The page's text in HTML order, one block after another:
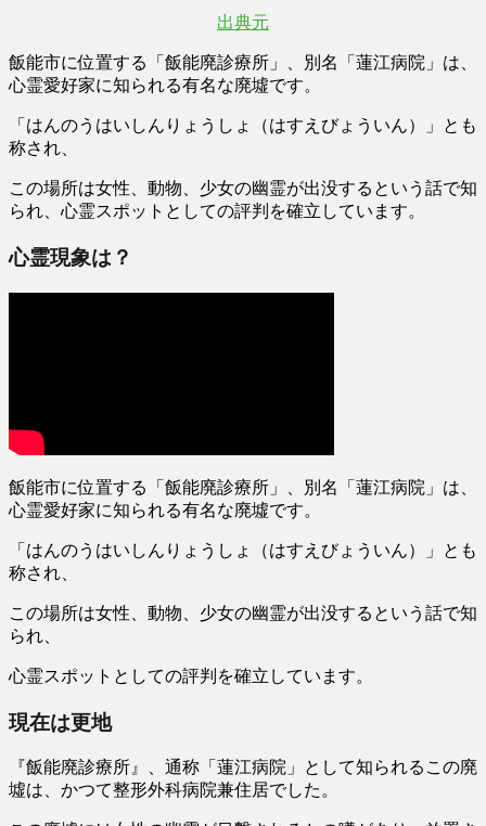
出典元
飯能市に位置する「飯能廃診療所」、別名「蓮江病院」は、
心霊愛好家に知られる有名な廃墟です。
「はんのうはいしんりょうしょ（はすえびょういん）」とも
称され、
この場所は女性、動物、少女の幽霊が出没するという話で知
られ、心霊スポットとしての評判を確立しています。
心霊現象は？
飯能市に位置する「飯能廃診療所」、別名「蓮江病院」は、
心霊愛好家に知られる有名な廃墟です。
「はんのうはいしんりょうしょ（はすえびょういん）」とも
称され、
この場所は女性、動物、少女の幽霊が出没するという話で知
られ、
心霊スポットとしての評判を確立しています。
現在は更地
『飯能廃診療所』、通称「蓮江病院」として知られるこの廃
墟は、かつて整形外科病院兼住居でした。